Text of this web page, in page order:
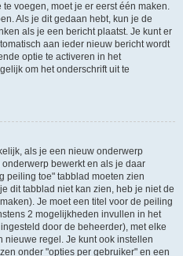
voegen, moet je er eerst één maken.
Als je dit gedaan hebt, kun je de
als je een bericht plaatst. Je kunt er
aan ieder nieuw bericht wordt
optie te activeren in het
om het onderschrift uit te
als je een nieuw onderwerp
bewerkt en als je daar
peiling toe" tabblad moeten zien
dit tabblad niet kan zien, heb je niet de
Je moet een titel voor de peiling
2 mogelijkheden invullen in het
door de beheerder), met elke
regel. Je kunt ook instellen
onder "opties per gebruiker" en een